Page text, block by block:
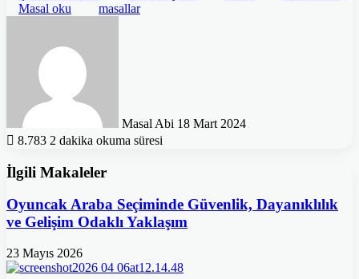
Masal oku
masallar
Masal Abi 18 Mart 2024
8.783 2 dakika okuma süresi
İlgili Makaleler
Oyuncak Araba Seçiminde Güvenlik, Dayanıklılık
ve Gelişim Odaklı Yaklaşım
23 Mayıs 2026